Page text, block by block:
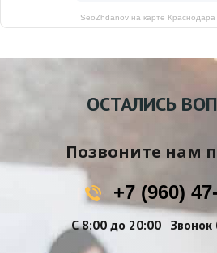
SeoZhdanov на карте
ОСТАЛИСЬ
Позвоните нам
+7 (960)
С 8:00 до 20:00 Звонок